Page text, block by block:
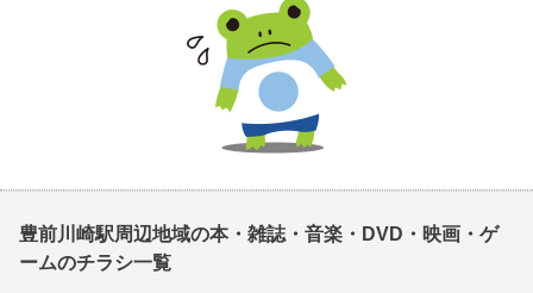
豊前川崎駅周辺地域の本・雑誌・音楽・DVD・映画・ゲ
ームのチラシ一覧